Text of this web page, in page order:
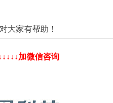
大家有帮助！
加微信咨询